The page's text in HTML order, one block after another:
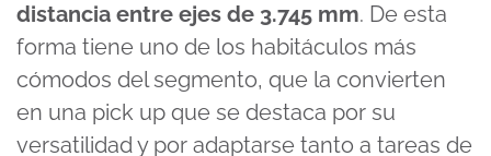
distancia entre ejes de 3.745 mm. De esta
forma tiene uno de los habitáculos más
cómodos del segmento, que la convierten
en una pick up que se destaca por su
versatilidad y por adaptarse tanto a tareas de